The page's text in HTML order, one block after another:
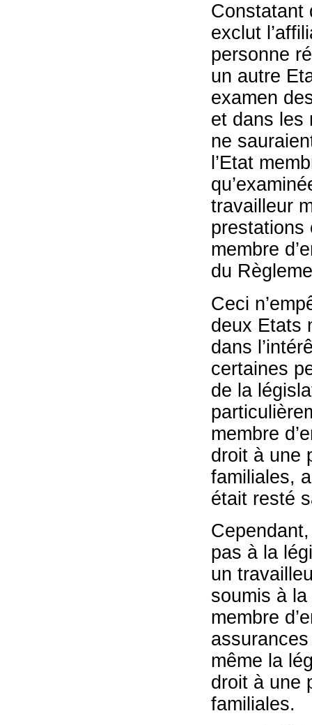
Constatant
exclut
personne
un autre
examen
et dans les
ne
l’Etat
travailleur
prestations
membre
du
Ceci
deux Etats
dans
certaines
de la
membre
droit à une
familiales,
était resté
pas à la
un
soumis à
membre
même la
droit à une
familiales.